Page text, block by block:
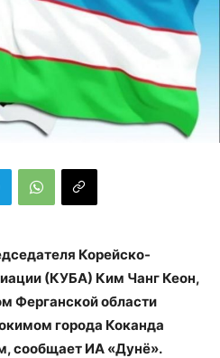
Корейско-
(КУБА) Ким Чанг Кеон,
Ферганской области
города Коканда
сообщает ИА «Дунё».